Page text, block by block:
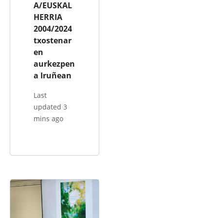
A/EUSKAL
HERRIA
2004/2024
txostenar
en
aurkezpen
a Iruñean
Last
updated 3
mins ago